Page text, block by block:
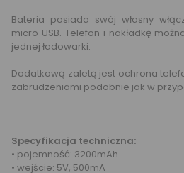
Bateria posiada swój własny
micro USB. Telefon i nakładkę
jednej ładowarki.
Dodatkową zaletą jest ochrona
zabrudzeniami podobnie jak w
Specyfikacja techniczna:
• pojemność: 3200mAh
• wejście: 5V, 500mA